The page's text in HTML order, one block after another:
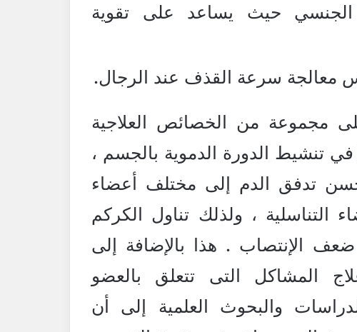
الجنسي حيث يساعد على تقوية
معالجة سرعة القذف عند الرجال.
مجموعة من الخصائص العلاجية
في تنشيط الدورة الدموية بالجسم ،
تدفق الدم إلى مختلف أعضاء
التناسلية ، ولذلك تناول الكركم
الإنتصاب . هذا بالإضافة إلى
المشاكل التى تتعلق بالعضو
والبحوث العلمية إلى أن